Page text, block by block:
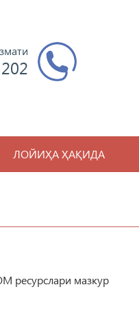
ЛОЙИҲА ҲАҚИДА
ресурслари мазкур